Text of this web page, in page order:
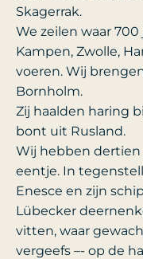
Skagerrak.
We zeilen waar
Kampen, Zwolle,
voeren. Wij
Bornholm.
Zij haalden haring
bont uit Rusland.
Wij hebben dertien
eentje. In
Enesce en zijn
Lübecker
vitten, waar
vergeefs –- op de